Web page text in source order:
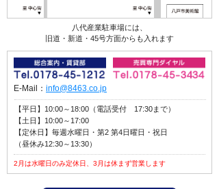
八代産業駐車場には、
旧道・新道・45号方面からも入れます
E-Mail： info@8463.co.jp
【平日】10:00～18:00（電話受付 17:30まで）
【土日】10:00～17:00
【定休日】毎週水曜日・第2 第4日曜日・祝日
（昼休み12:30～13:30）
2月は水曜日のみ定休日、3月は休まず営業します